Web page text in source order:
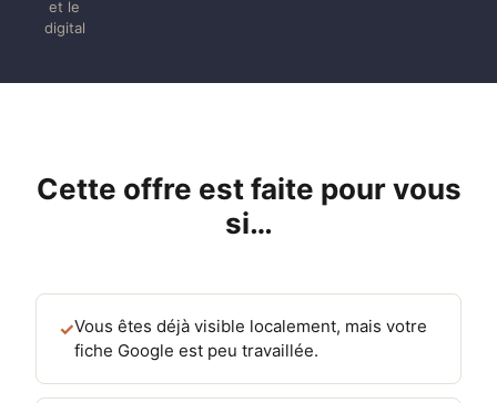
et le
digital
Cette offre est faite pour vous
si…
✓Vous êtes déjà visible localement, mais votre
fiche Google est peu travaillée.